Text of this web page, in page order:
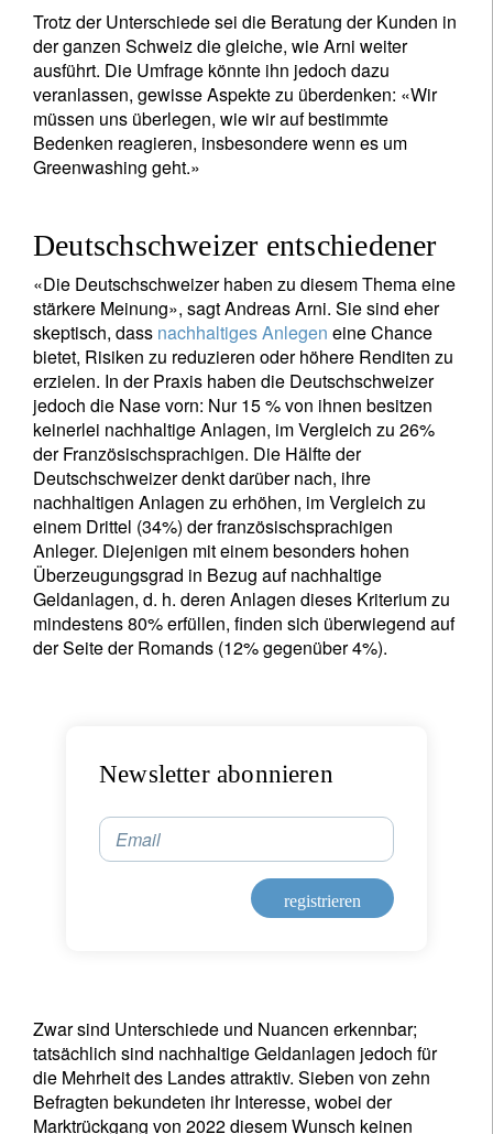
Trotz der Unterschiede sei die Beratung der Kunden in
der ganzen Schweiz die gleiche, wie Arni weiter
ausführt. Die Umfrage könnte ihn jedoch dazu
veranlassen, gewisse Aspekte zu überdenken: «Wir
müssen uns überlegen, wie wir auf bestimmte
Bedenken reagieren, insbesondere wenn es um
Greenwashing geht.»
Deutschschweizer entschiedener
«Die Deutschschweizer haben zu diesem Thema eine
stärkere Meinung», sagt Andreas Arni. Sie sind eher
skeptisch, dass nachhaltiges Anlegen eine Chance
bietet, Risiken zu reduzieren oder höhere Renditen zu
erzielen. In der Praxis haben die Deutschschweizer
jedoch die Nase vorn: Nur 15 % von ihnen besitzen
keinerlei nachhaltige Anlagen, im Vergleich zu 26%
der Französischsprachigen. Die Hälfte der
Deutschschweizer denkt darüber nach, ihre
nachhaltigen Anlagen zu erhöhen, im Vergleich zu
einem Drittel (34%) der französischsprachigen
Anleger. Diejenigen mit einem besonders hohen
Überzeugungsgrad in Bezug auf nachhaltige
Geldanlagen, d. h. deren Anlagen dieses Kriterium zu
mindestens 80% erfüllen, finden sich überwiegend auf
der Seite der Romands (12% gegenüber 4%).
Newsletter abonnieren
Email
registrieren
Zwar sind Unterschiede und Nuancen erkennbar;
tatsächlich sind nachhaltige Geldanlagen jedoch für
die Mehrheit des Landes attraktiv. Sieben von zehn
Befragten bekundeten ihr Interesse, wobei der
Marktrückgang von 2022 diesem Wunsch keinen